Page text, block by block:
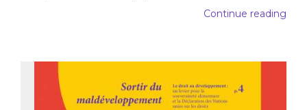
Continue reading